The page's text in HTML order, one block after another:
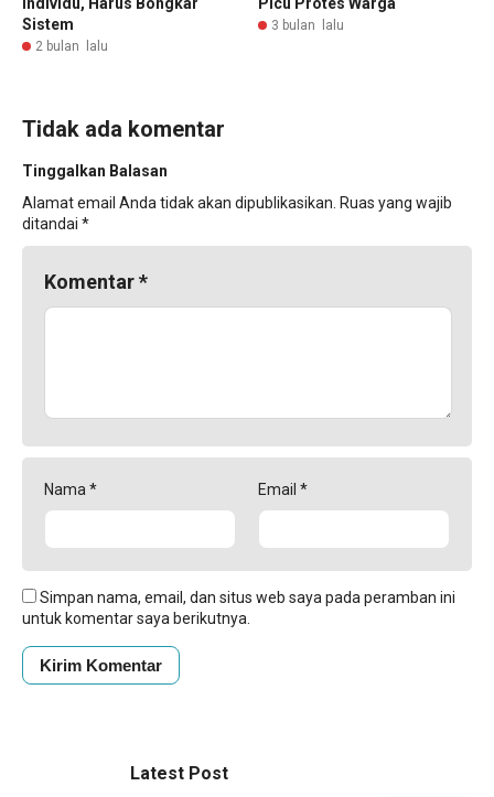
Sistem
2 bulan lalu
3 bulan lalu
Tidak ada komentar
Tinggalkan Balasan
Alamat email Anda tidak akan dipublikasikan. Ruas yang wajib
ditandai *
Komentar*
Nama * Email *
Simpan nama, email, dan situs web saya pada peramban ini
untuk komentar saya berikutnya.
Latest Post